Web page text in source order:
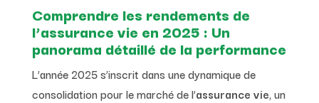
Comprendre les rendements de
l’assurance vie en 2025 : Un
panorama détaillé de la performance
L’année 2025 s’inscrit dans une dynamique de
consolidation pour le marché de l’assurance vie, un